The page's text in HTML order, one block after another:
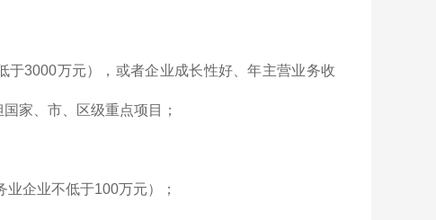
3000万元），或者企业成长性好、年主营业务收
家、市、区级重点项目；
企业不低于100万元）；